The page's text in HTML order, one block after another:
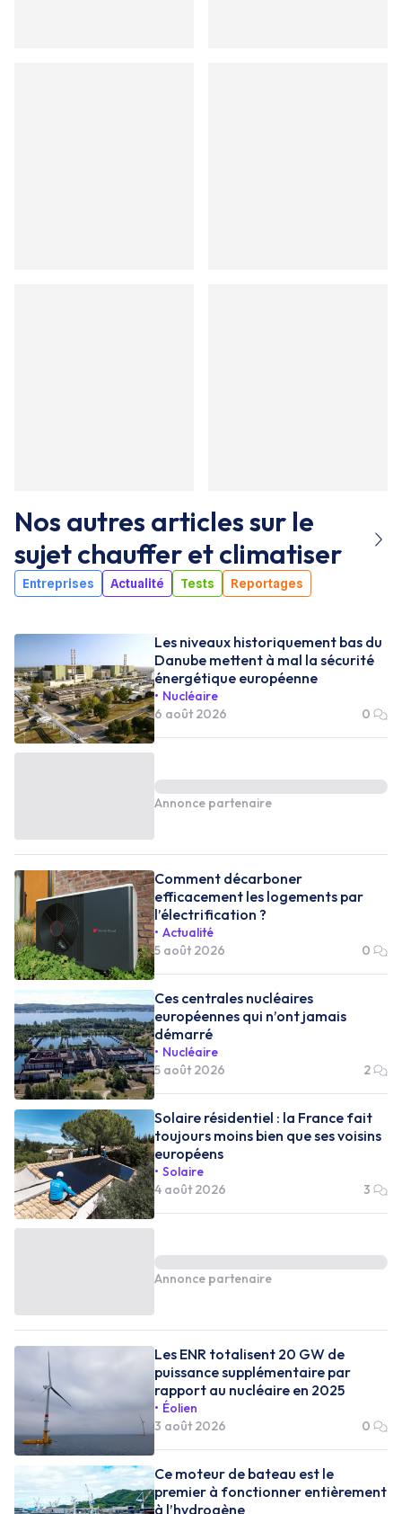
Nos autres articles sur le
sujetchauffer et climatiser
Entreprises Actualité Tests Reportages
Les niveaux historiquement bas du
Danube mettent à mal la sécurité
énergétique européenne
Nucléaire
6 août 2026
0
Annonce partenaire
Comment décarboner
efficacement les logements par
l’électrification ?
Actualité
5 août 2026
0
Ces centrales nucléaires
européennes qui n’ont jamais
démarré
Nucléaire
5 août 2026
2
Solaire résidentiel : la France fait
toujours moins bien que ses voisins
européens
Solaire
4 août 2026
3
Annonce partenaire
Les ENR totalisent 20 GW de
puissance supplémentaire par
rapport au nucléaire en 2025
Éolien
3 août 2026
0
Ce moteur de bateau est le
premier à fonctionner entièrement
à l’hydrogène